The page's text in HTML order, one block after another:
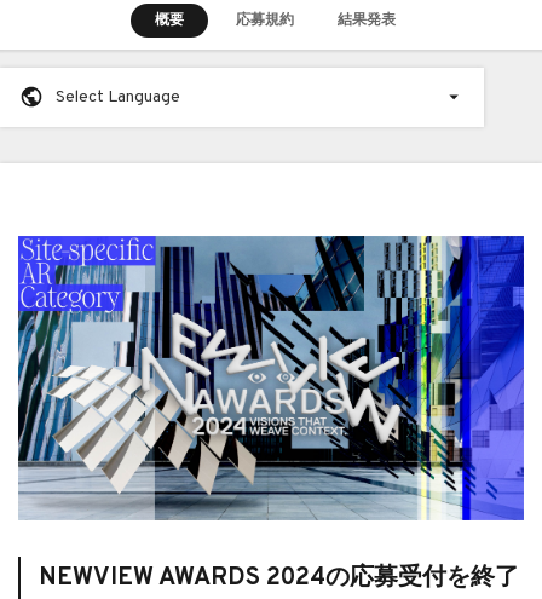
概要 応募規約 結果発表
Select Language
NEWVIEW AWARDS 2024の応募受付を終了